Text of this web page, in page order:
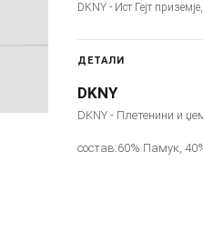
DKNY - Ист Гејт
ДЕТАЛИ
DKNY
DKNY - Плетенини и
состав:60% Памук,